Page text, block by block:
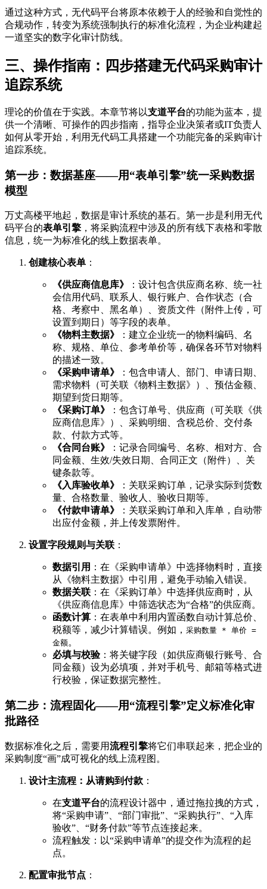
通过这种方式，无代码平台将原本依赖于人的经验和自觉性的
合规动作，转变为系统强制执行的标准化流程，为企业构建起
一道坚实的数字化审计防线。
三、操作指南：四步搭建无代码采购审计
追踪系统
理论的价值在于实践。本章节将以支道平台的功能为蓝本，提
供一个清晰、可操作的四步指南，指导企业决策者或IT负责人
如何从零开始，利用无代码工具搭建一个功能完备的采购审计
追踪系统。
第一步：数据基座——用“表单引擎”统一采购数据
模型
万丈高楼平地起，数据是审计系统的基石。第一步是利用无代
码平台的表单引擎 ，将采购流程中涉及的所有线下表格和零散
信息，统一为标准化的线上数据表单。
创建核心表单 ：
《供应商信息库》
：设计包含供应商名称、统一社
会信用代码、联系人、银行账户、合作状态（合
格、考察中、黑名单）、资质文件（附件上传，可
设置到期日）等字段的表单。
《物料主数据》
：建立企业统一的物料编码、名
称、规格、单位、参考单价等，确保各环节对物料
的描述一致。
《采购申请单》
：包含申请人、部门、申请日期、
需求物料（可关联《物料主数据》）、预估金额、
期望到货日期等。
《采购订单》
：包含订单号、供应商（可关联《供
应商信息库》）、采购明细、含税总价、交付条
款、付款方式等。
《合同台账》
：记录合同编号、名称、相对方、合
同金额、生效/失效日期、合同正文（附件）、关
键条款等。
《入库验收单》
：关联采购订单，记录实际到货数
量、合格数量、验收人、验收日期等。
《付款申请单》
：关联采购订单和入库单，自动带
出应付金额，并上传发票附件。
设置字段规则与关联 ：
数据引用 ：在《采购申请单》中选择物料时，直接
从《物料主数据》中引用，避免手动输入错误。
数据关联 ：在《采购订单》中选择供应商时，从
《供应商信息库》中筛选状态为“合格”的供应商。
函数计算 ：在表单中利用内置函数自动计算总价、
税额等，减少计算错误。例如， 采购数量 * 单价 =
金额。
必填与校验：将关键字段（如供应商银行账号、合
同金额）设为必填项，并对手机号、邮箱等格式进
行校验，保证数据完整性。
第二步：流程固化——用“流程引擎”定义标准化审
批路径
数据标准化之后，需要用流程引擎将它们串联起来，把企业的
采购制度“画”成可视化的线上流程图。
设计主流程：从请购到付款 ：
在支道平台的流程设计器中，通过拖拉拽的方式，
将“采购申请”、“部门审批”、“采购执行”、“入库
验收”、“财务付款”等节点连接起来。
流程触发：以“采购申请单”的提交作为流程的起
点。
配置审批节点 ：